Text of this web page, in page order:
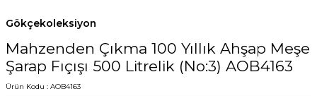
Gökçekoleksiyon
Mahzenden Çıkma 100 Yıllık Ahşap Meşe
Şarap Fıçışı 500 Litrelik (No:3) AOB4163
Ürün Kodu : AOB4163